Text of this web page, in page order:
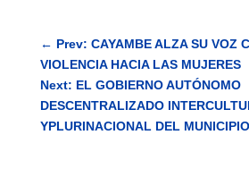
← Prev: CAYAMBE ALZA SU VOZ
VIOLENCIA HACIA LAS MUJERES
Next: EL GOBIERNO AUTÓNOMO
DESCENTRALIZADO
YPLURINACIONAL DEL